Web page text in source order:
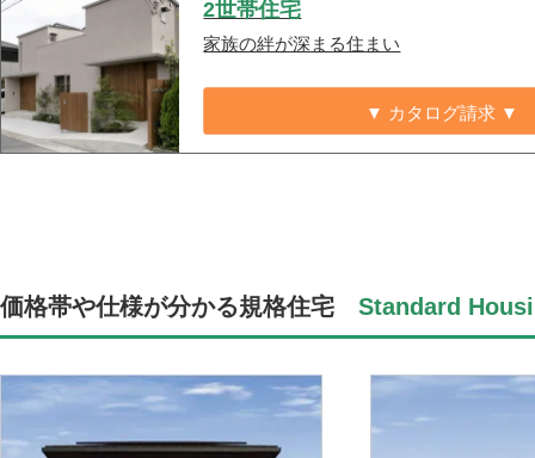
2世帯住宅
家族の絆が深まる住まい
▼ カタログ請求 ▼
価格帯や仕様が分かる規格住宅 Standard